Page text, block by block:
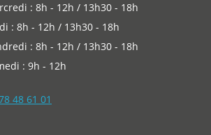
: 8h - 12h / 13h30 - 18h
: 8h - 12h / 13h30 - 18h
: 8h - 12h / 13h30 - 18h
: 9h - 12h
48 61 01